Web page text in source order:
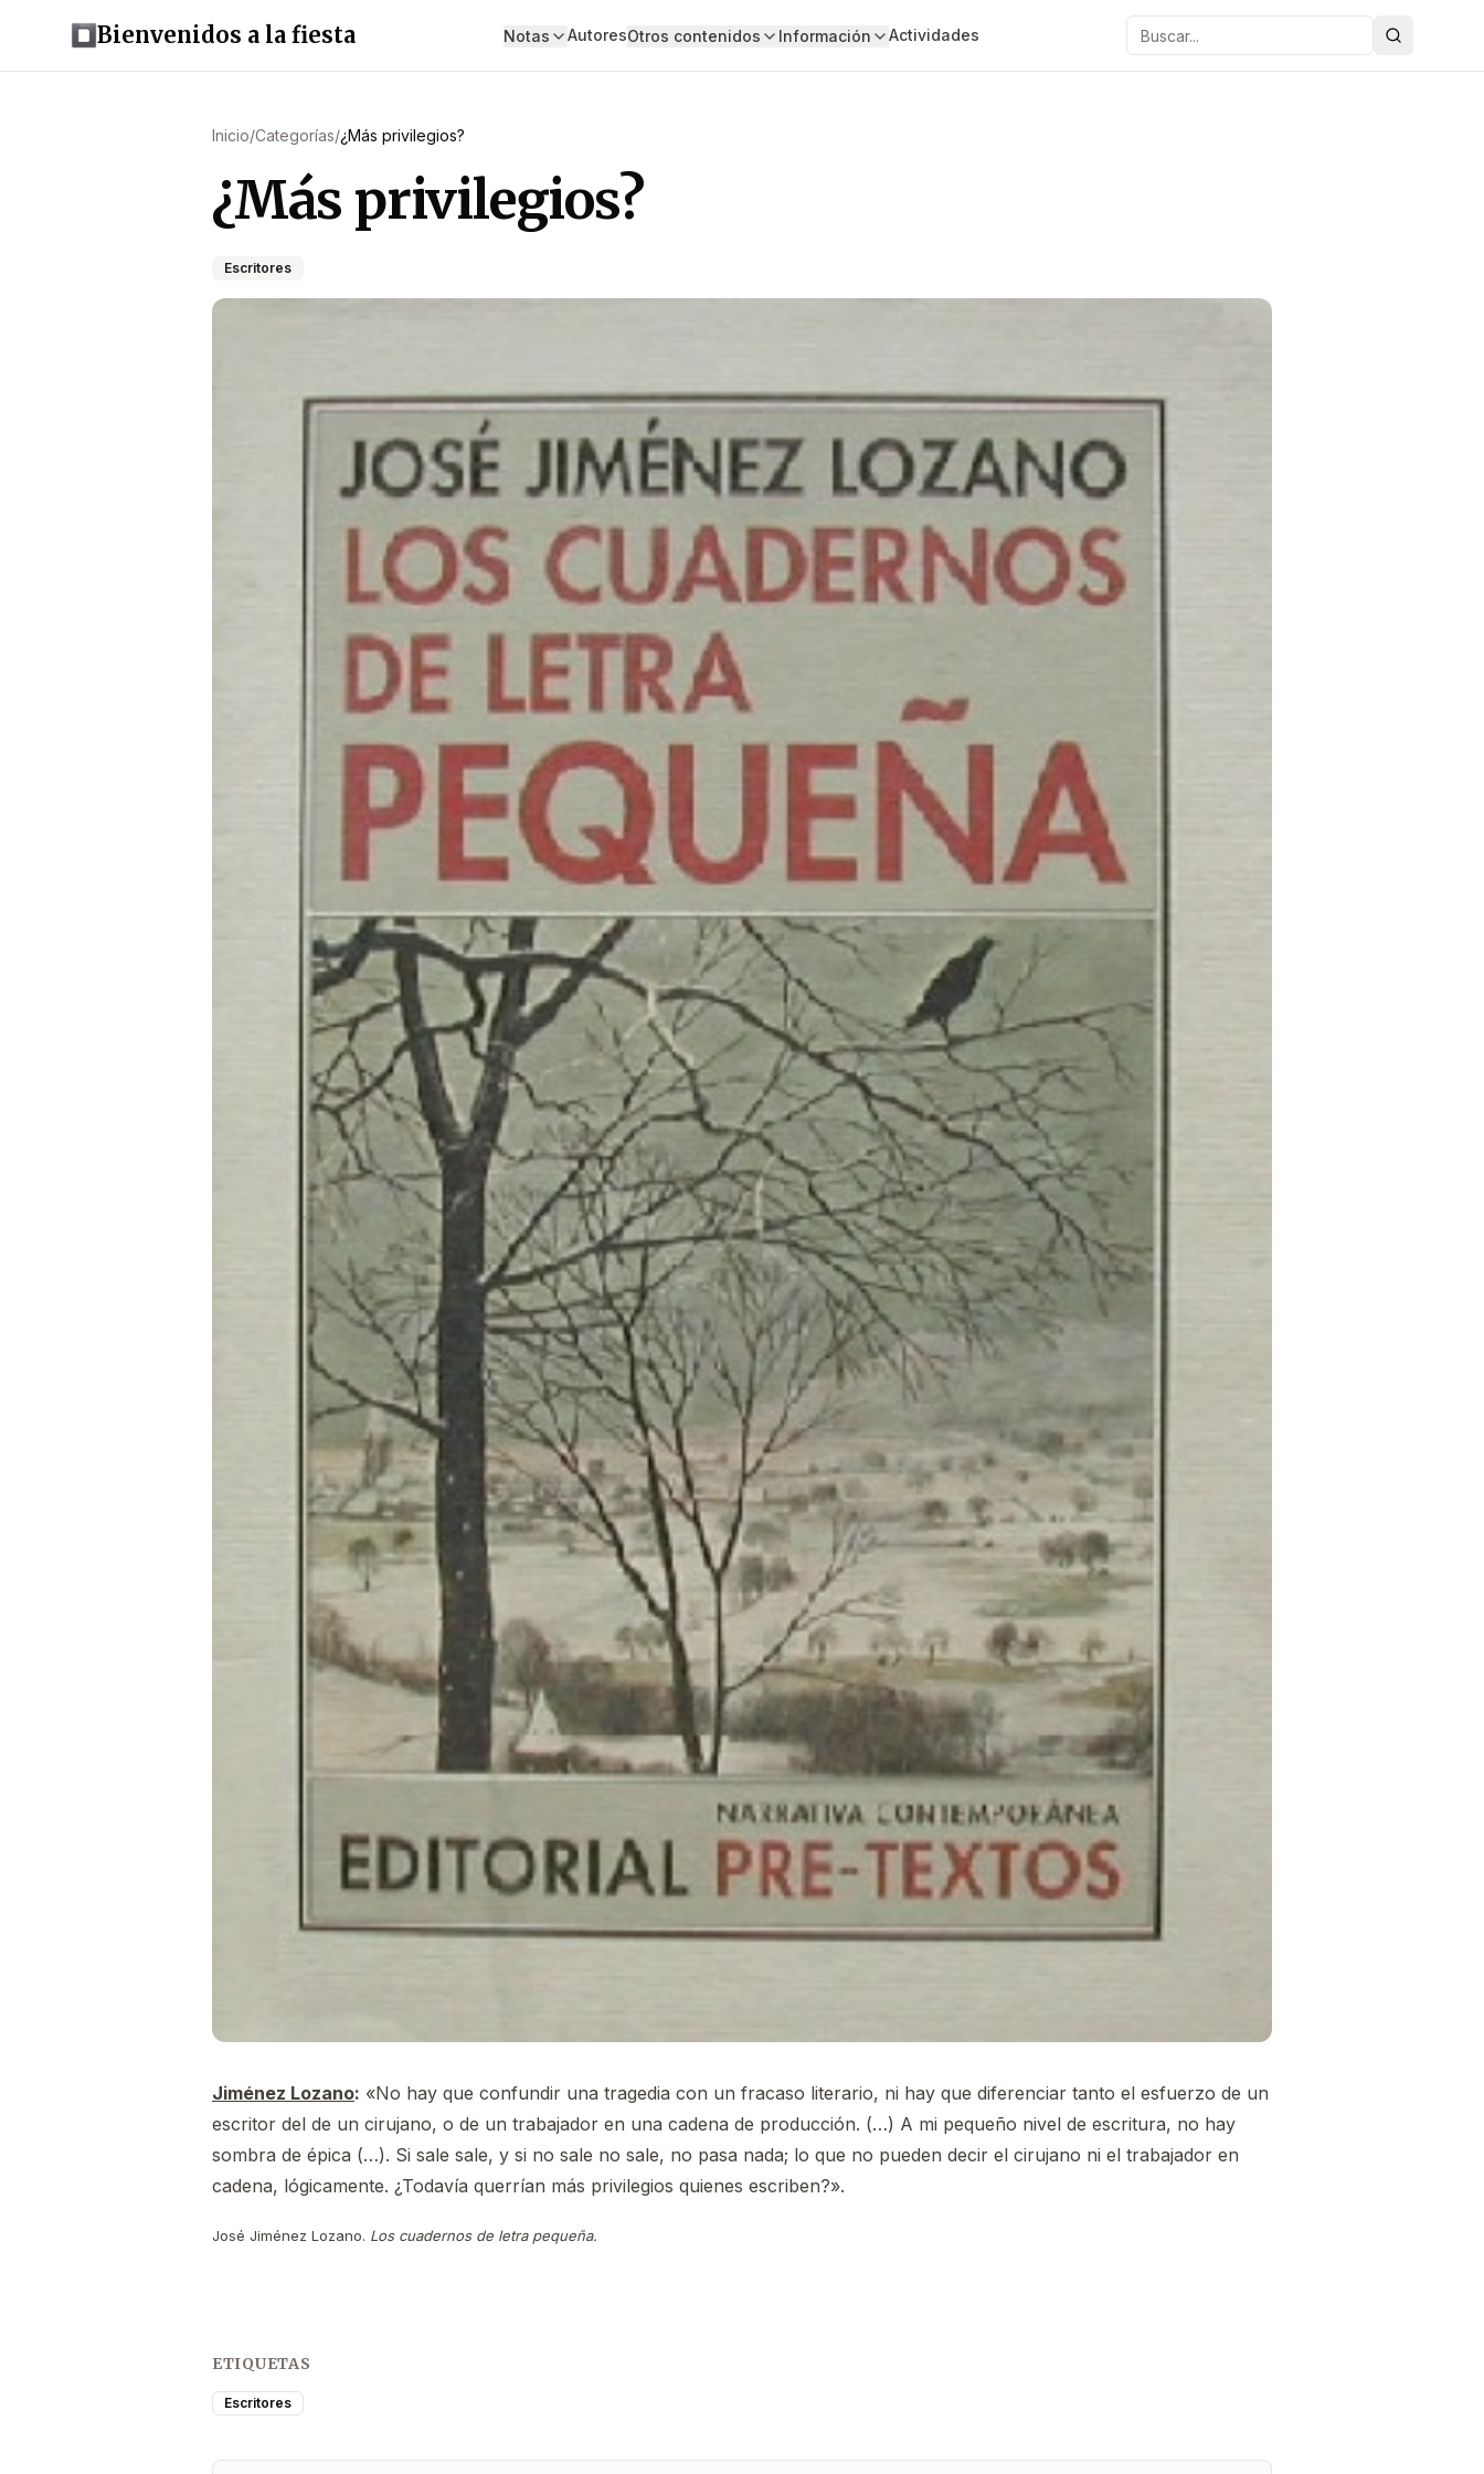
Bienvenidos a la fiesta Notas AutoresOtros contenidos Información Actividades Buscar
Inicio/Categorías/¿Más privilegios?
¿Más privilegios?
Escritores
Jiménez Lozano: «No hay que confundir una tragedia con un fracaso literario, ni hay que diferenciar tanto el esfuerzo de un
escritor del de un cirujano, o de un trabajador en una cadena de producción. (…) A mi pequeño nivel de escritura, no hay
sombra de épica (…). Si sale sale, y si no sale no sale, no pasa nada; lo que no pueden decir el cirujano ni el trabajador en
cadena, lógicamente. ¿Todavía querrían más privilegios quienes escriben?».
José Jiménez Lozano. Los cuadernos de letra pequeña.
ETIQUETAS
Escritores